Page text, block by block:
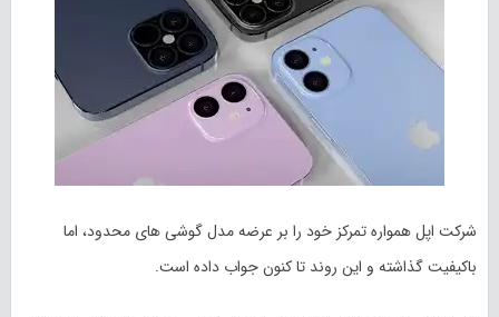
شرکت اپل همواره تمرکز خود را بر عرضه مدل گوشی های محدود، اما
باکیفیت گذاشته و این روند تا کنون جواب داده است.